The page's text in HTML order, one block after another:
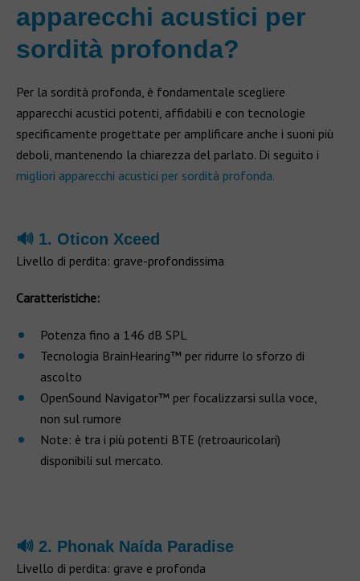
apparecchi acustici per
sordità profonda?
Per la sordità profonda, è fondamentale scegliere
apparecchi acustici potenti, affidabili e con tecnologie
specificamente progettate per amplificare anche i suoni più
deboli, mantenendo la chiarezza del parlato. Di seguito i
migliori apparecchi acustici per sordità profonda.
🔊 1. Oticon Xceed
Livello di perdita: grave-profondissima
Caratteristiche:
Potenza fino a 146 dB SPL
Tecnologia BrainHearing™ per ridurre lo sforzo di
ascolto
OpenSound Navigator™ per focalizzarsi sulla voce,
non sul rumore
Note: è tra i più potenti BTE (retroauricolari)
disponibili sul mercato.
🔊 2. Phonak Naída Paradise
Livello di perdita: grave e profonda